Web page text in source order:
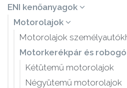
ENI kenőanyagok
Motorolajok
Motorolajok
Motorkerékpár és
Kétütemű motorolajok
Négyütemű motorolajok